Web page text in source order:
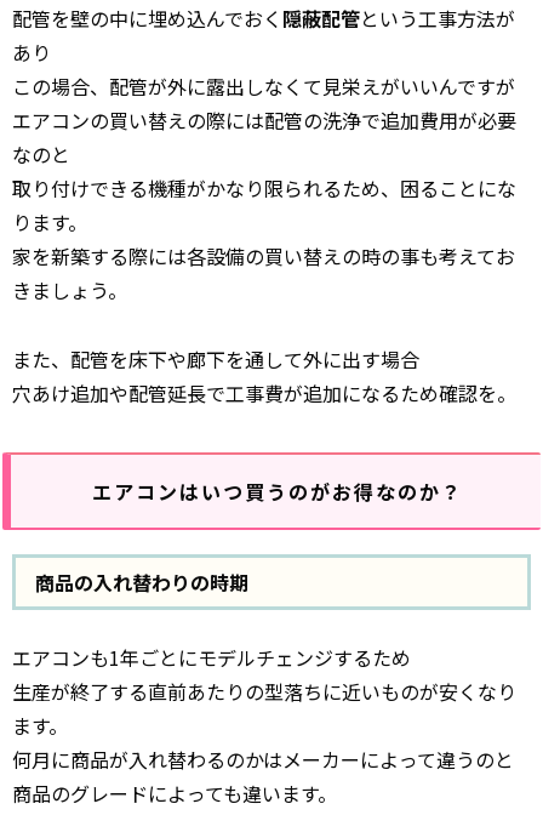
配管を壁の中に埋め込んでおく 隠蔽配管という工事方法が
あり
この場合、配管が外に露出しなくて見栄えがいいんですが
エアコンの買い替えの際には配管の洗浄で追加費用が必要
なのと
取り付けできる機種がかなり限られるため、困ることにな
ります。
家を新築する際には各設備の買い替えの時の事も考えてお
きましょう。
また、配管を床下や廊下を通して外に出す場合
穴あけ追加や配管延長で工事費が追加になるため確認を。
エアコンはいつ買うのがお得なのか？
商品の入れ替わりの時期
エアコンも1年ごとにモデルチェンジするため
生産が終了する直前あたりの型落ちに近いものが安くなり
ます。
何月に商品が入れ替わるのかはメーカーによって違うのと
商品のグレードによっても違います。